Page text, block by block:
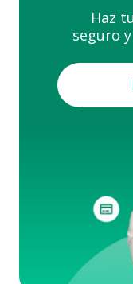
Haz
seguro